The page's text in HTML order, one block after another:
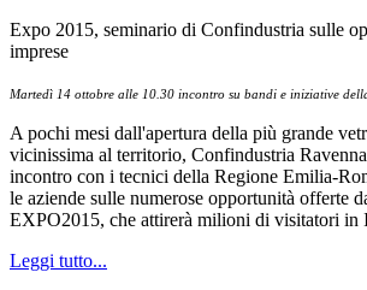
Expo 2015, seminario di Confindustria sulle
imprese
Martedì 14 ottobre alle 10.30 incontro su bandi e iniziative
A pochi mesi dall'apertura della più grande
vicinissima al territorio, Confindustria
incontro con i tecnici della Regione Emilia-
le aziende sulle numerose opportunità offerte
EXPO2015, che attirerà milioni di visitatori in
Leggi tutto...